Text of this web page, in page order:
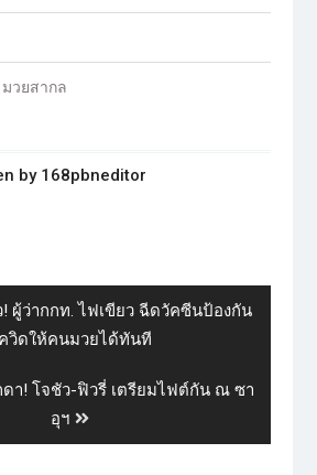
มวยสากล
by 168pbneditor
ผู้ว่ากกท. ไฟเขียว ฉีดวัคซีนป้องกัน
วิดให้คนมวยได้ทันที
า! โจชัว-ฟิวรี่ เตรียมไฟต์กัน ณ ซา
อุฯ